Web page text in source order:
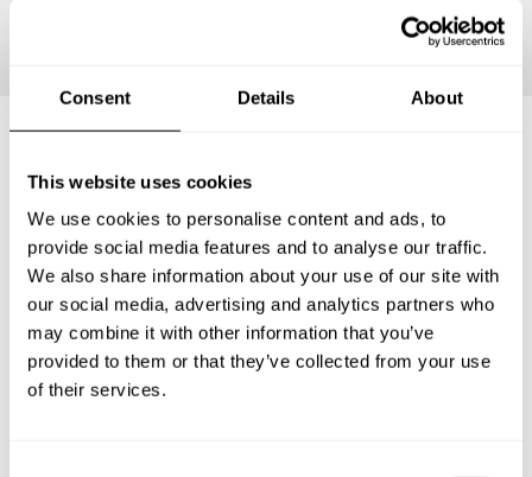
Consent Details About
This website uses cookies
We use cookies to personalise content and ads, to
provide social media features and to analyse our traffic.
We also share information about your use of our site with
our social media, advertising and analytics partners who
may combine it with other information that you’ve
provided to them or that they’ve collected from your use
of their services.
Preguntas frecuentes
Estas son las preguntas más frecuentes sobre Chef a
Domicilio en Atemajac de Brizuela.
¿Qué incluye un servicio de Chef a Domicilio en